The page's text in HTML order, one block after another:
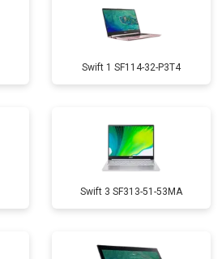
Swift 1 SF114-32-P3T4
Swift 3 SF313-51-53MA